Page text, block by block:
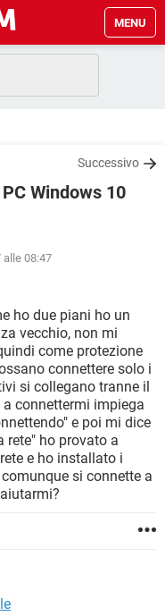
MENU
10
10
Successivo
Windows 10
alle 08:47
ho due piani ho un
vecchio, non mi
come protezione
connettere solo i
si collegano tranne il
connettermi impiega
e poi mi dice
rete" ho provato a
e ho installato i
si connette a